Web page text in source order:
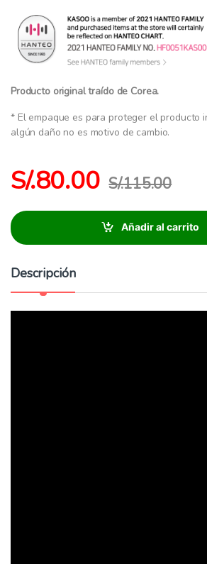
Producto original traído de Corea.
* El empaque es para proteger el producto
algún daño no es motivo de cambio.
S/.80.00 S/.115.00
Añadir al carrito
Descripción